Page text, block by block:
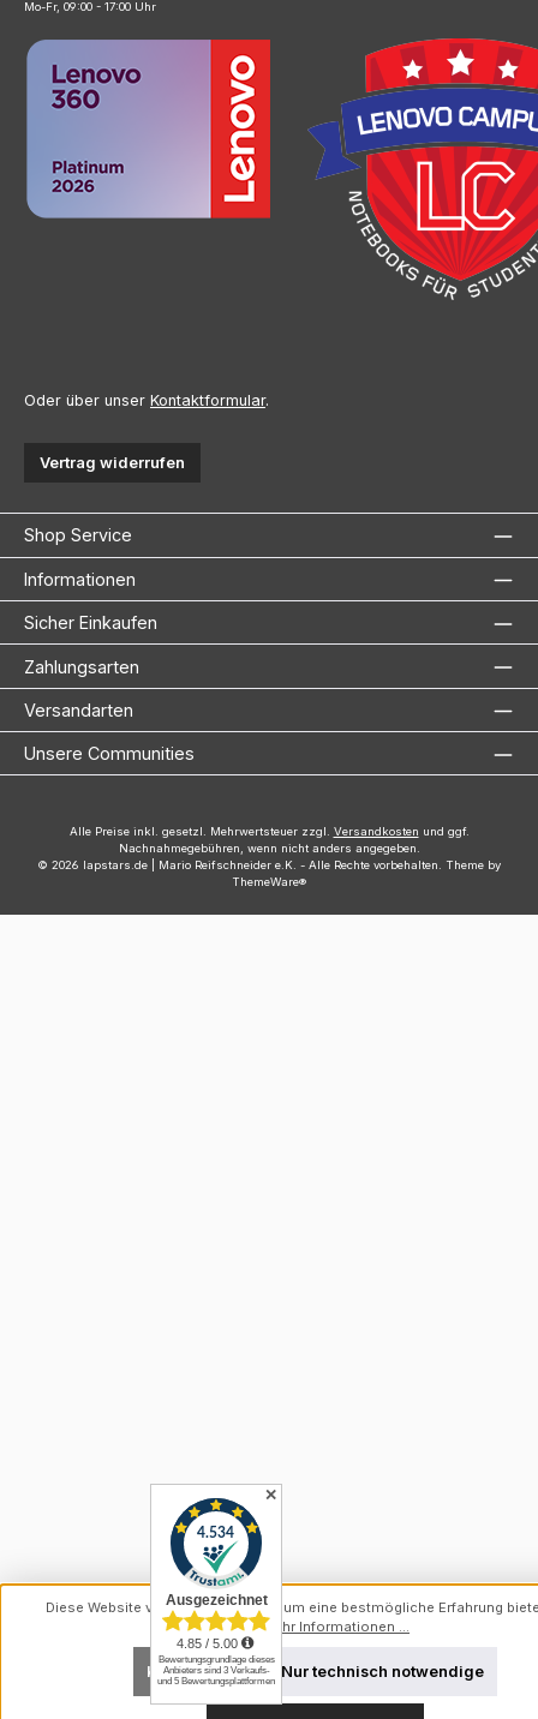
Mo-Fr, 09:00 - 17:00 Uhr
Oder über unser Kontaktformular.
Vertrag widerrufen
Shop Service
Informationen
Sicher Einkaufen
Zahlungsarten
Versandarten
Unsere Communities
Alle Preise inkl. gesetzl. Mehrwertsteuer zzgl. Versandkosten und ggf.
Nachnahmegebühren, wenn nicht anders angegeben.
© 2026 lapstars.de | Mario Reifschneider e.K. - Alle Rechte vorbehalten. Theme by
ThemeWare®
✕
Diese Website verwendet Cookies, um eine bestmögliche Erfahrung
können.Mehr Informationen ...
Nur technisch notwendige
Konfigurieren